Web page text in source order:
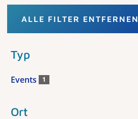
ALLE FILTER ENTFERNEN
Typ
Events 1
Ort